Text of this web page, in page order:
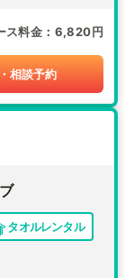
ス料金 6,820円
相談予約
タオルレンタル